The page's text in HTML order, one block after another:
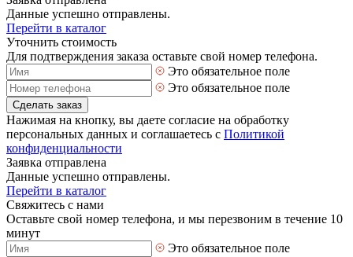
Данные успешно отправлены.
Перейти в каталог
Уточнить стоимость
Для подтверждения заказа оставьте свой номер телефона.
Это обязательное поле
Это обязательное поле
Сделать заказ
Нажимая на кнопку, вы даете согласие на обработку
персональных данных и соглашаетесь с Политикой
конфиденциальности
Заявка отправлена
Данные успешно отправлены.
Перейти в каталог
Свяжитесь с нами
Оставьте свой номер телефона, и мы перезвоним в течение 10
минут
Это обязательное поле